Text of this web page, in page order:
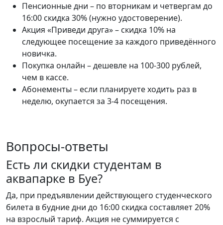
Пенсионные дни – по вторникам и четвергам до
16:00 скидка 30% (нужно удостоверение).
Акция «Приведи друга» – скидка 10% на
следующее посещение за каждого приведённого
новичка.
Покупка онлайн – дешевле на 100-300 рублей,
чем в кассе.
Абонементы – если планируете ходить раз в
неделю, окупается за 3-4 посещения.
Вопросы-ответы
Есть ли скидки студентам в
аквапарке в Буе?
Да, при предъявлении действующего студенческого
билета в будние дни до 16:00 скидка составляет 20%
на взрослый тариф. Акция не суммируется с